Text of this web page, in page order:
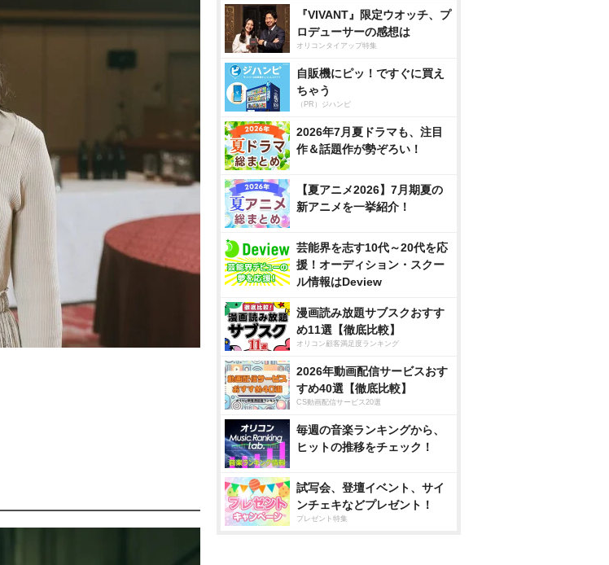
『VIVANT』限定ウオッチ、プ
ロデューサーの感想は
オリコンタイアップ特集
自販機にピッ！ですぐに買え
ちゃう
（PR）ジハンピ
2026年7月夏ドラマも、注目
作＆話題作が勢ぞろい！
【夏アニメ2026】7月期夏の
新アニメを一挙紹介！
芸能界を志す10代～20代を応
援！オーディション・スクー
ル情報はDeview
漫画読み放題サブスクおすす
め11選【徹底比較】
オリコン顧客満足度ランキング
2026年動画配信サービスおす
すめ40選【徹底比較】
CS動画配信サービス20選
毎週の音楽ランキングから、
ヒットの推移をチェック！
試写会、登壇イベント、サイ
ンチェキなどプレゼント！
プレゼント特集